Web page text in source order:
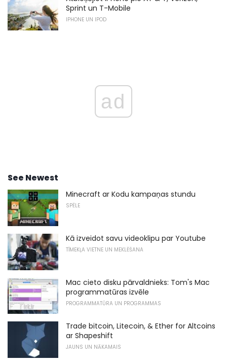
Sprint un T-Mobile
IPHONE UN IPOD
ad
See Newest
Minecraft ar Kodu kampaņas stundu
SPĒLE
Kā izveidot savu videoklipu par Youtube
TĪMEKĻA VIETNE UN MEKLĒŠANA
Mac cieto disku pārvaldnieks: Tom's Mac
programmatūras izvēle
PROGRAMMATŪRA UN PROGRAMMAS
Trade bitcoin, Litecoin, & Ether for Altcoins
ar Shapeshift
JAUNS UN NĀKAMAIS